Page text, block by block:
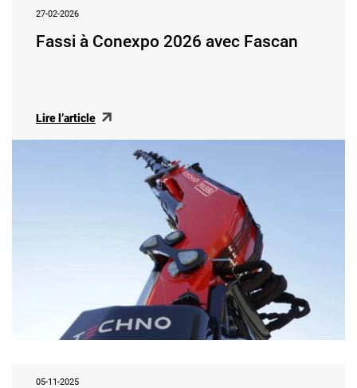
27-02-2026
Fassi à Conexpo 2026 avec Fascan
Lire l’article
05-11-2025